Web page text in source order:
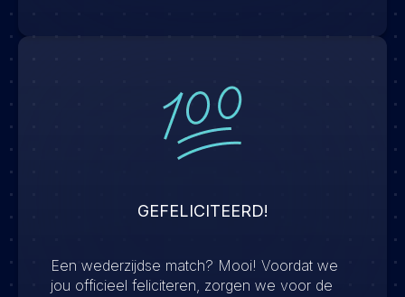
GEFELICITEERD!
Een wederzijdse match? Mooi! Voordat we
jou officieel feliciteren, zorgen we voor de